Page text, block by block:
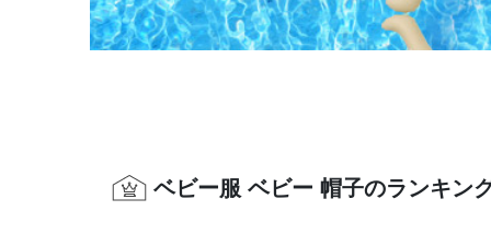
ベビー服 ベビー 帽子のランキン